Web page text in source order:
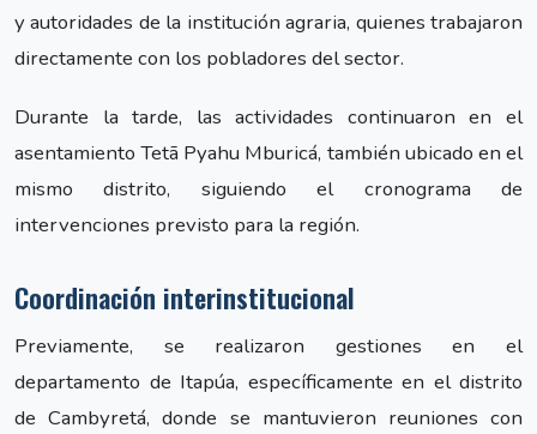
y autoridades de la institución agraria, quienes trabajaron
directamente con los pobladores del sector.
Durante la tarde, las actividades continuaron en el
asentamiento Tetã Pyahu Mburicá, también ubicado en el
mismo distrito, siguiendo el cronograma de
intervenciones previsto para la región.
Coordinación interinstitucional
Previamente, se realizaron gestiones en el
departamento de Itapúa, específicamente en el distrito
de Cambyretá, donde se mantuvieron reuniones con